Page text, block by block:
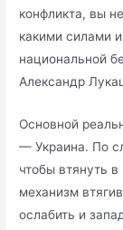
конфликта, вы
какими силами
национальной
Александр
Основной
— Украина. По
чтобы втянуть
механизм
ослабить и